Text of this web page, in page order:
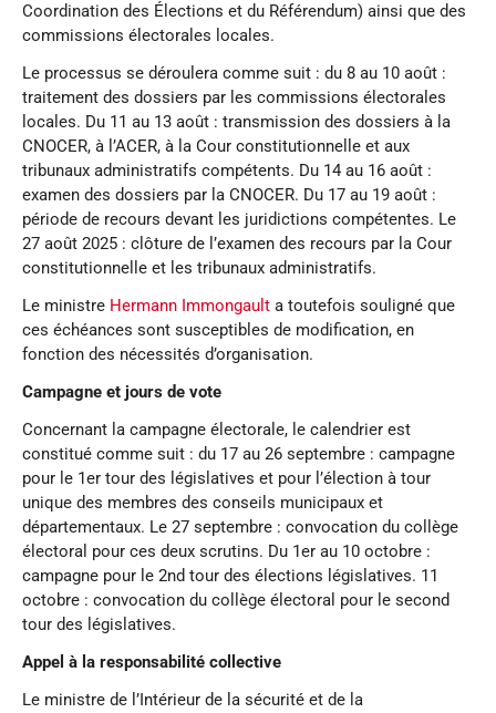
Coordination des Élections et du Référendum) ainsi que des
commissions électorales locales.
Le processus se déroulera comme suit : du 8 au 10 août :
traitement des dossiers par les commissions électorales
locales. Du 11 au 13 août : transmission des dossiers à la
CNOCER, à l’ACER, à la Cour constitutionnelle et aux
tribunaux administratifs compétents. Du 14 au 16 août :
examen des dossiers par la CNOCER. Du 17 au 19 août :
période de recours devant les juridictions compétentes. Le
27 août 2025 : clôture de l’examen des recours par la Cour
constitutionnelle et les tribunaux administratifs.
Le ministre Hermann Immongault a toutefois souligné que
ces échéances sont susceptibles de modification, en
fonction des nécessités d’organisation.
Campagne et jours de vote
Concernant la campagne électorale, le calendrier est
constitué comme suit : du 17 au 26 septembre : campagne
pour le 1er tour des législatives et pour l’élection à tour
unique des membres des conseils municipaux et
départementaux. Le 27 septembre : convocation du collège
électoral pour ces deux scrutins. Du 1er au 10 octobre :
campagne pour le 2nd tour des élections législatives. 11
octobre : convocation du collège électoral pour le second
tour des législatives.
Appel à la responsabilité collective
Le ministre de l’Intérieur de la sécurité et de la